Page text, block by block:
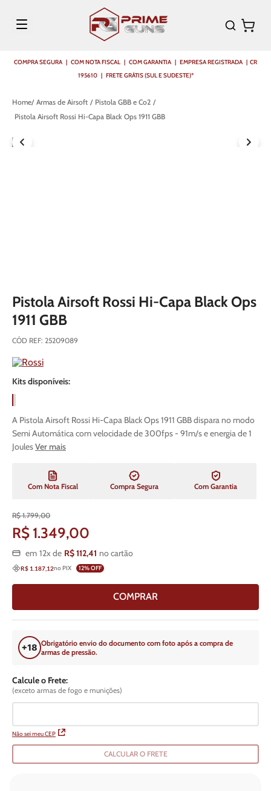
COMPRA SEGURA | COM NOTA FISCAL | COM GARANTIA | EMPRESA REGISTRADA | CR
195610 | FRETE GRÁTIS (SUL E SUDESTE)*
Armas de Airsoft
Pistola GBB e Co2
Pistola Airsoft Rossi Hi-Capa Black Ops 1911 GBB
Pistola Airsoft Rossi Hi-Capa Black Ops
1911 GBB
CÓD REF: 25209089
Kits disponíveis:
A Pistola Airsoft Rossi Hi-Capa Black Ops 1911 GBB dispara no modo
Semi Automática com velocidade de 300fps - 91m/s e energia de 1
JoulesVer mais
Com Nota Fiscal Compra Segura Com Garantia
R$ 1.799,00
R$ 1.349,00
em 12x de R$112,41 no cartão
R$ 1.187,12no PIX 12% OFF
COMPRAR
Obrigatório envio do documento com foto após a compra de
armas de pressão.
Calcule o Frete:
(exceto armas de fogo e munições)
Não sei meu CEP
CALCULAR O FRETE